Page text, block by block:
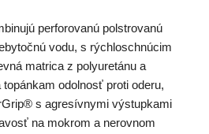
perforovanú polstrovanú
vodu, s rýchloschnúcim
matrica z polyuretánu a
odolnosť proti oderu,
s agresívnymi výstupkami
na mokrom a nerovnom